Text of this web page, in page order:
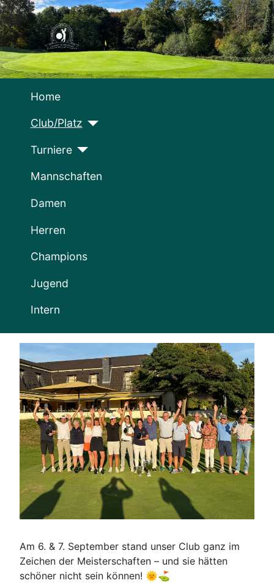
Home
Club/Platz
Turniere
Mannschaften
Damen
Herren
Champions
Jugend
Intern
Am 6. & 7. September stand unser Club ganz im
Zeichen der Meisterschaften – und sie hätten
schöner nicht sein können! 🌞⛳